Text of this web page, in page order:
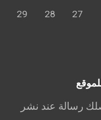
27
28
29
رسالة عند نشر